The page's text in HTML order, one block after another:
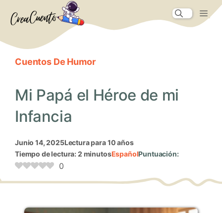
Cuentos De Humor
Mi Papá el Héroe de mi
Infancia
junio 14, 2025Lectura para 10 años
Tiempo de lectura: 2 minutosEspañolPuntuación:
0